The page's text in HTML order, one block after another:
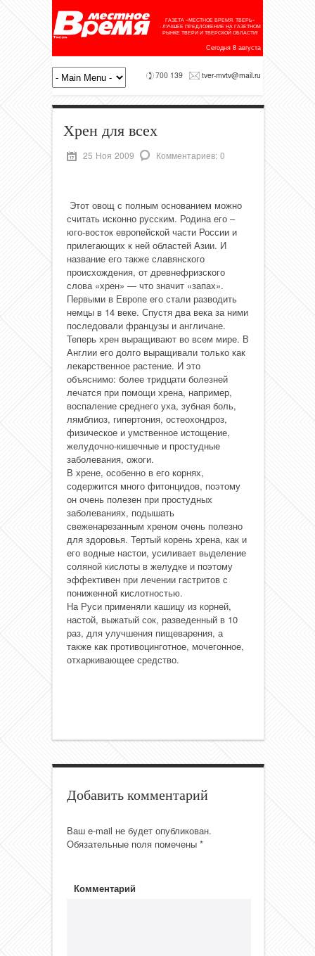
ГАЗЕТА «МЕСТНОЕ ВРЕМЯ. ТВЕРЬ»
- ЛУЧШЕЕ ПРЕДЛОЖЕНИЕ НА ГАЗЕТНОМ
РЫНКЕ ТВЕРИ И ТВЕРСКОЙ ОБЛАСТИ!
Сегодня 8 августа
700 139 tver-mvtv@mail.ru
Хрен для всех
25 Ноя 2009 Комментариев: 0
Этот овощ с полным основанием можно
считать исконно русским. Родина его –
юго-восток европейской части России и
прилегающих к ней областей Азии. И
название его также славянского
происхождения, от древнефризского
слова «хрен» — что значит «запах».
Первыми в Европе его стали разводить
немцы в 14 веке. Спустя два века за ними
последовали французы и англичане.
Теперь хрен выращивают во всем мире. В
Англии его долго выращивали только как
лекарственное растение. И это
объяснимо: более тридцати болезней
лечатся при помощи хрена, например,
воспаление среднего уха, зубная боль,
лямблиоз, гипертония, остеохондроз,
физическое и умственное истощение,
желудочно-кишечные и простудные
заболевания, ожоги.
В хрене, особенно в его корнях,
содержится много фитонцидов, поэтому
он очень полезен при простудных
заболеваниях, подышать
свеженарезанным хреном очень полезно
для здоровья. Тертый корень хрена, как и
его водные настои, усиливает выделение
соляной кислоты в желудке и поэтому
эффективен при лечении гастритов с
пониженной кислотностью.
На Руси применяли кашицу из корней,
настой, выжатый сок, разведенный в 10
раз, для улучшения пищеварения, а
также как противоцинготное, мочегонное,
отхаркивающее средство.
Добавить комментарий
Ваш e-mail не будет опубликован.
Обязательные поля помечены *
Комментарий